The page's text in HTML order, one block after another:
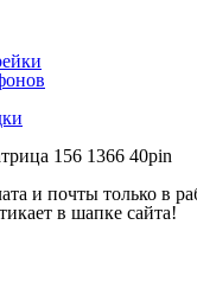
156 1366 40pin
и почты только в
в шапке сайта!